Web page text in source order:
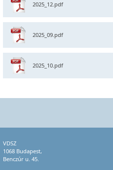
2025_12.pdf
2025_09.pdf
2025_10.pdf
VDSZ
1068 Budapest,
Benczúr u. 45.